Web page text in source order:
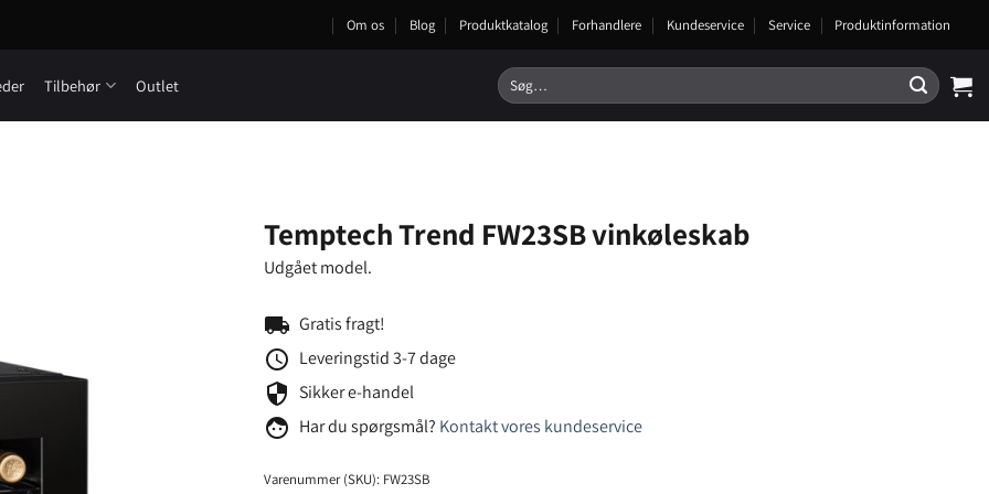
Om os Blog Produktkatalog Forhandlere Kundeservice Service Produktinformation
Tilbehør Outlet
Søg
efter:
Temptech Trend FW23SB vinkøleskab
Udgået model.
local_shipping Gratis fragt!
schedule Leveringstid 3-7 dage
security Sikker e-handel
face Har du spørgsmål? Kontakt vores kundeservice
Varenummer (SKU): FW23SB